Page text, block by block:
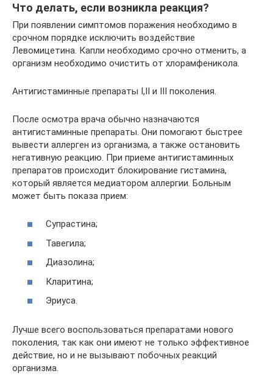
Что делать, если возникла реакция?
При появлении симптомов поражения необходимо в
срочном порядке исключить воздействие
Левомицетина. Капли необходимо срочно отменить, а
организм необходимо очистить от хлорамфеникола.
Антигистаминные препараты I,II и III поколения.
После осмотра врача обычно назначаются
антигистаминные препараты. Они помогают быстрее
вывести аллерген из организма, а также остановить
негативную реакцию. При приеме антигистаминных
препаратов происходит блокирование гистамина,
который является медиатором аллергии. Больным
может быть показа прием:
Супрастина;
Тавегила;
Диазолина;
Кларитина;
Эриуса.
Лучше всего воспользоваться препаратами нового
поколения, так как они имеют не только эффективное
действие, но и не вызывают побочных реакций
организма.